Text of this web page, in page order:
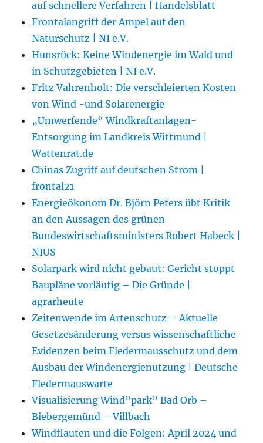
auf schnellere Verfahren | Handelsblatt
Frontalangriff der Ampel auf den
Naturschutz | NI e.V.
Hunsrück: Keine Windenergie im Wald und
in Schutzgebieten | NI e.V.
Fritz Vahrenholt: Die verschleierten Kosten
von Wind -und Solarenergie
„Umwerfende“ Windkraftanlagen-
Entsorgung im Landkreis Wittmund |
Wattenrat.de
Chinas Zugriff auf deutschen Strom |
frontal21
Energieökonom Dr. Björn Peters übt Kritik
an den Aussagen des grünen
Bundeswirtschaftsministers Robert Habeck |
NIUS
Solarpark wird nicht gebaut: Gericht stoppt
Baupläne vorläufig – Die Gründe |
agrarheute
Zeitenwende im Artenschutz – Aktuelle
Gesetzesänderung versus wissenschaftliche
Evidenzen beim Fledermausschutz und dem
Ausbau der Windenergienutzung | Deutsche
Fledermauswarte
Visualisierung Wind”park” Bad Orb –
Biebergemünd – Villbach
Windflauten und die Folgen: April 2024 und